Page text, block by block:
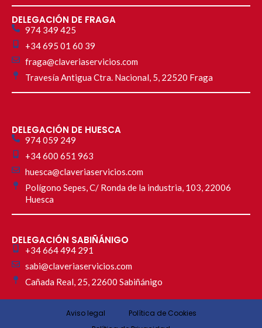
DELEGACIÓN DE FRAGA
974 349 425
+34 695 01 60 39
fraga@claveriaservicios.com
Travesía Antigua Ctra. Nacional, 5, 22520 Fraga
DELEGACIÓN DE HUESCA
974 059 249
+34 600 651 963
huesca@claveriaservicios.com
Polígono Sepes, C/ Ronda de la industria, 103, 22006
Huesca
DELEGACIÓN SABIÑÁNIGO
+34 664 494 291
sabi@claveriaservicios.com
Cañada Real, 25, 22600 Sabiñánigo
Aviso legal
Política de Cookies